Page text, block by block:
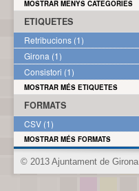
MOSTRAR MENYS CATEGORIES
ETIQUETES
Retribucions (1)
Girona (1)
Consistori (1)
MOSTRAR MÉS ETIQUETES
FORMATS
CSV (1)
MOSTRAR MÉS FORMATS
© 2013 Ajuntament de Girona